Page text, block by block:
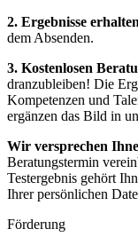
2. Ergebnisse
dem Absenden.
3. Kostenlosen
dranzubleiben! Die
Kompetenzen und
ergänzen das Bild in
Wir versprechen
Beratungstermin
Testergebnis gehört
Ihrer persönlichen
Förderung